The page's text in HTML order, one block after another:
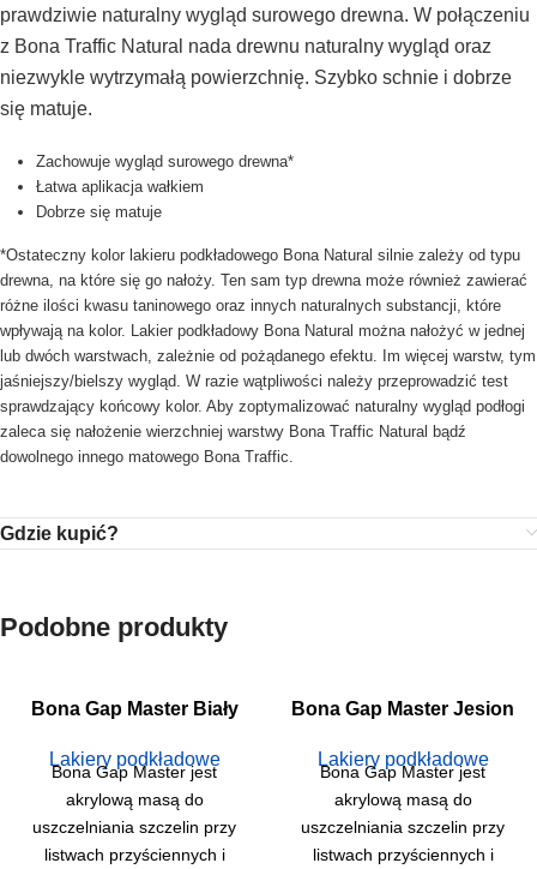
prawdziwie naturalny wygląd surowego drewna. W połączeniu
z Bona Traffic Natural nada drewnu naturalny wygląd oraz
niezwykle wytrzymałą powierzchnię. Szybko schnie i dobrze
się matuje.
Zachowuje wygląd surowego drewna*
Łatwa aplikacja wałkiem
Dobrze się matuje
*Ostateczny kolor lakieru podkładowego Bona Natural silnie zależy od typu
drewna, na które się go nałoży. Ten sam typ drewna może również zawierać
różne ilości kwasu taninowego oraz innych naturalnych substancji, które
wpływają na kolor. Lakier podkładowy Bona Natural można nałożyć w jednej
lub dwóch warstwach, zależnie od pożądanego efektu. Im więcej warstw, tym
jaśniejszy/bielszy wygląd. W razie wątpliwości należy przeprowadzić test
sprawdzający końcowy kolor. Aby zoptymalizować naturalny wygląd podłogi
zaleca się nałożenie wierzchniej warstwy Bona Traffic Natural bądź
dowolnego innego matowego Bona Traffic.
Gdzie kupić?
Podobne produkty
Bona Gap Master Biały
Lakiery podkładowe
Bona Gap Master jest
akrylową masą do
uszczelniania szczelin przy
listwach przyściennych i
Bona Gap Master Jesion
Lakiery podkładowe
Bona Gap Master jest
akrylową masą do
uszczelniania szczelin przy
listwach przyściennych i